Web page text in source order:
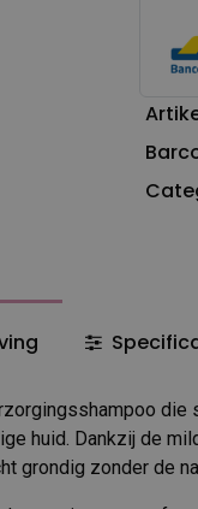
huid. Dankzij de
grondig zonder de